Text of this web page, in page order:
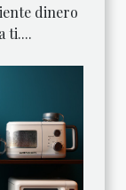
dinero
ti....